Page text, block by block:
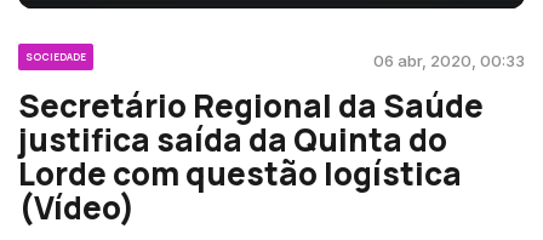
SOCIEDADE 06 abr, 2020, 00:33
Secretário Regional da Saúde
justifica saída da Quinta do
Lorde com questão logística
(Vídeo)